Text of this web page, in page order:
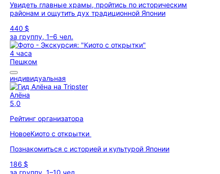
Увидеть главные храмы, пройтись по историческим
районам и ощутить дух традиционной Японии
440 $
за группу, 1–6 чел.
4 часа
Пешком
индивидуальная
Алёна
5,0
Рейтинг организатора
НовоеКиото с открытки
Познакомиться с историей и культурой Японии
186 $
за группу, 1–10 чел.